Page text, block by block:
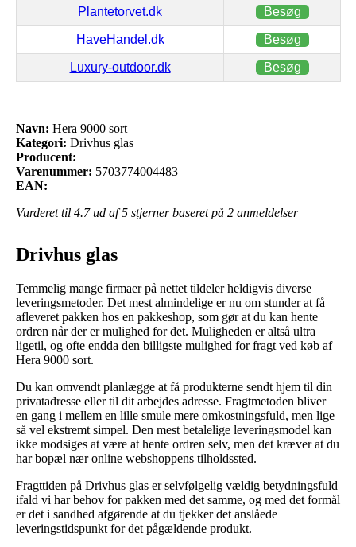
Plantetorvet.dk Besøg
HaveHandel.dk Besøg
Luxury-outdoor.dk Besøg
Navn: Hera 9000 sort
Kategori: Drivhus glas
Producent:
Varenummer: 5703774004483
EAN:
Vurderet til 4.7ud af 5 stjerner baseret på 2 anmeldelser
Drivhus glas
Temmelig mange firmaer på nettet tildeler heldigvis diverse
leveringsmetoder. Det mest almindelige er nu om stunder at få
afleveret pakken hos en pakkeshop, som gør at du kan hente
ordren når der er mulighed for det. Muligheden er altså ultra
ligetil, og ofte endda den billigste mulighed for fragt ved køb af
Hera 9000 sort.
Du kan omvendt planlægge at få produkterne sendt hjem til din
privatadresse eller til dit arbejdes adresse. Fragtmetoden bliver
en gang i mellem en lille smule mere omkostningsfuld, men lige
så vel ekstremt simpel. Den mest betalelige leveringsmodel kan
ikke modsiges at være at hente ordren selv, men det kræver at du
har bopæl nær online webshoppens tilholdssted.
Fragttiden på Drivhus glas er selvfølgelig vældig betydningsfuld
ifald vi har behov for pakken med det samme, og med det formål
er det i sandhed afgørende at du tjekker det anslåede
leveringstidspunkt for det pågældende produkt.